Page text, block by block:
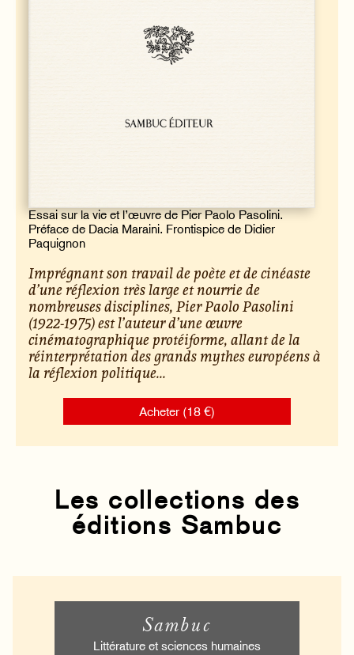
Essai sur la vie et l’œuvre de Pier Paolo Pasolini.
Préface de Dacia Maraini. Frontispice de Didier
Paquignon
Imprégnant son travail de poète et de cinéaste
d’une réflexion très large et nourrie de
nombreuses disciplines, Pier Paolo Pasolini
(1922-1975) est l’auteur d’une œuvre
cinématographique protéiforme, allant de la
réinterprétation des grands mythes européens à
la réflexion politique...
Acheter (18 €)
Les collections des
éditions Sambuc
Sambuc
Littérature et sciences humaines